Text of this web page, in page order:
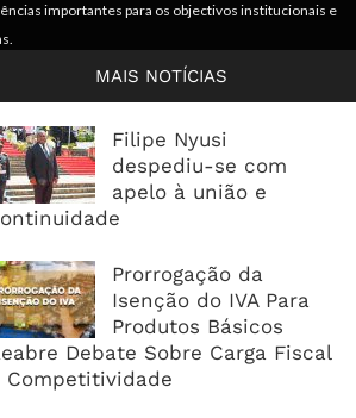
MAIS NOTÍCIAS
Filipe Nyusi
despediu-se com
apelo à união e
Prorrogação da
Isenção do IVA Para
Produtos Básicos
Debate Sobre Carga Fiscal
Competitividade
importantes para os objectivos institucionais e
Lucra 3,34 Mil Milhões De
5,5%
Arranca Com 4 Milhões De
Para Criar Novas Soluções De
Às PME